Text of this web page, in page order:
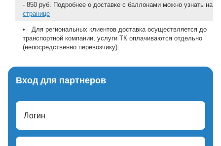
- 850 руб. Подробнее о доставке с баллонами можно узнать на
странице
Для региональных клиентов доставка осуществляется до
транспортной компании, услуги ТК оплачиваются отдельно
(непосредственно перевозчику).
Вход для партнеров
Логин